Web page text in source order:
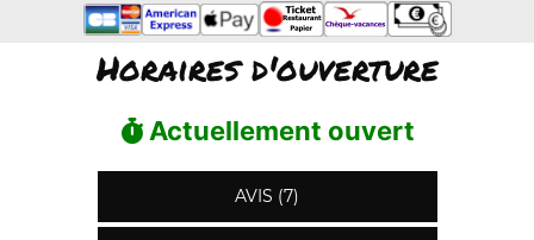
Horaires d'ouverture
Actuellement ouvert
AVIS (7)